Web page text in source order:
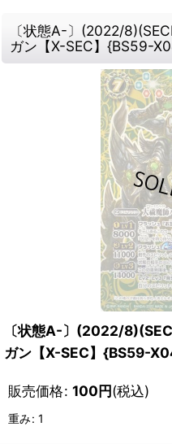
〔状態A-〕(2022/
ガン【X-SEC】{BS59-
〔状態A-〕(2022/
ガン【X-SEC】{BS59-
販売価格: 100円(税込)
重み: 1